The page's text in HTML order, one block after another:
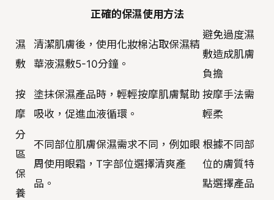
正確的保濕使用方法
濕
敷
清潔肌膚後，使用化妝棉沾取保濕精
華液濕敷5-10分鐘。
避免過度濕
敷造成肌膚
負擔
按
摩
塗抹保濕產品時，輕輕按摩肌膚幫助
吸收，促進血液循環。
按摩手法需
輕柔
分
區
保
養
不同部位肌膚保濕需求不同，例如眼
周使用眼霜，T字部位選擇清爽產
品。
根據不同部
位的膚質特
點選擇產品